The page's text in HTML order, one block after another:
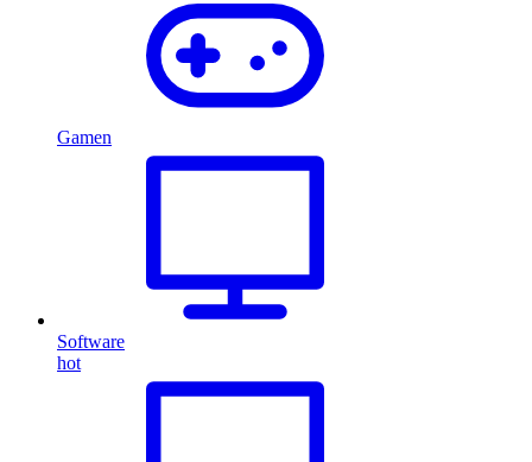
Gamen
Software
hot